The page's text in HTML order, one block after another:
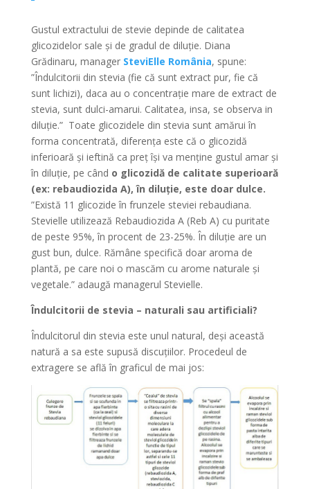
Gustul extractului de stevie depinde de calitatea
glicozidelor sale și de gradul de diluție. Diana
Grădinaru, manager SteviElle România, spune:
”Îndulcitorii din stevia (fie că sunt extract pur, fie că
sunt lichizi), daca au o concentrație mare de extract de
stevia, sunt dulci-amarui. Calitatea, insa, se observa in
diluție.” Toate glicozidele din stevia sunt amărui în
forma concentrată, diferența este că o glicozidă
inferioară și ieftină ca preț își va menține gustul amar și
în diluție, pe când o glicozidă de calitate superioară
(ex: rebaudiozida A), în diluție, este doar dulce.
”Există 11 glicozide în frunzele steviei rebaudiana.
Stevielle utilizează Rebaudiozida A (Reb A) cu puritate
de peste 95%, în procent de 23-25%. În diluție are un
gust bun, dulce. Rămâne specifică doar aroma de
plantă, pe care noi o mascăm cu arome naturale și
vegetale.” adaugă managerul Stevielle.
Îndulcitorii de stevia – naturali sau artificiali?
Îndulcitorul din stevia este unul natural, deși această
natură a sa este supusă discuțiilor. Procedeul de
extragere se află în graficul de mai jos: